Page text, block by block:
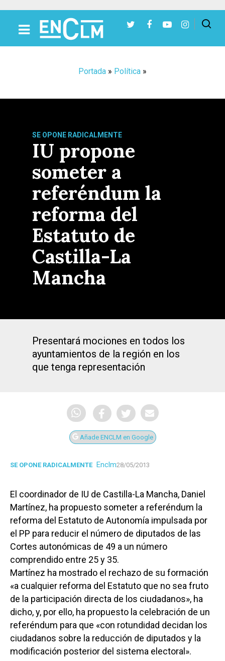
Portada » Política »
SE OPONE RADICALMENTE
IU propone
someter a
referéndum la
reforma del
Estatuto de
Castilla-La
Mancha
Presentará mociones en todos los
ayuntamientos de la región en los
que tenga representación
Añade ENCLM en Google
SE OPONE RADICALMENTE Enclm28/05/2013
El coordinador de IU de Castilla-La Mancha, Daniel
Martínez, ha propuesto someter a referéndum la
reforma del Estatuto de Autonomía impulsada por
el PP para reducir el número de diputados de las
Cortes autonómicas de 49 a un número
comprendido entre 25 y 35.
Martínez ha mostrado el rechazo de su formación
«a cualquier reforma del Estatuto que no sea fruto
de la participación directa de los ciudadanos», ha
dicho, y, por ello, ha propuesto la celebración de un
referéndum para que «con rotundidad decidan los
ciudadanos sobre la reducción de diputados y la
modificación posterior del sistema electoral».